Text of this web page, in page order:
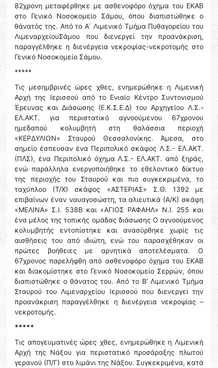
82χρονη μεταφέρθηκε με ασθενοφόρο όχημα του ΕΚΑΒ
στο Γενικό Νοσοκομείο Σάμου, όπου διαπιστώθηκε ο
θάνατός της. Από το Α΄ Λιμενικό Τμήμα Πυθαγορείου του
ΛιμεναρχείουΣάμου που διενεργεί την προανάκριση,
παραγγέλθηκε η διενέργεια νεκροψίας-νεκροτομής στο
Γενικό Νοσοκομείο Σάμου.
*****
Τις μεσημβρινές ώρες χθες, ενημερώθηκε η Λιμενική
Αρχή της Ιερισσού από το Ενιαίο Κέντρο Συντονισμού
Έρευνας και Διάσωσης (Ε.Κ.Σ.Ε.Δ) του Αρχηγείου Λ.Σ.-
ΕΛ.ΑΚΤ. για περιστατικό αγνοούμενου 67χρονου
ημεδαπού κολυμβητή στη θαλάσσια περιοχή
«ΚΕΡΔΥΛΙΩΝ» Σταυρού Θεσσαλονίκης. Άμεσα, στο
σημείο έσπευσαν ένα Περιπολικό σκάφος Λ.Σ.- ΕΛ.ΑΚΤ.
(ΠΛΣ), ένα Περιπολικό όχημα Λ.Σ.- ΕΛ.ΑΚΤ. από ξηράς,
ενώ παράλληλα ενεργοποιήθηκε το εθελοντικό δίκτυο
της περιοχής του Σταυρού και πιο συγκεκριμένα, το
ταχύπλοο (Τ/Χ) σκάφος «ΑΣΤΕΡΙΑΣ» Σ.Θ. 1392 με
επιβαίνων έναν ναυαγοσώστη, τα αλιευτικά (Α/Κ) σκάφη
«ΜΕΛΙΝΑ» Σ.Ι. 538Β και «ΑΓΙΟΣ ΡΑΦΑΗΛ» Ν.Ι. 255 και
ένα μέλος της τοπικής ομάδας διάσωσης Ο αγνοούμενος
κολυμβητής εντοπίστηκε και ανασύρθηκε χωρίς τις
αισθήσεις του από ιδιώτη, ενώ του παρασχέθηκαν οι
πρώτες βοήθειες με αρνητικά αποτελέσματα. Ο
67χρονος παρελήφθη από ασθενοφόρο όχημα του ΕΚΑΒ
και διακομίστηκε στο Γενικό Νοσοκομείο Σερρών, όπου
διαπιστώθηκε ο θάνατος του. Από το Β’ Λιμενικό Τμήμα
Σταυρού του Λιμεναρχείου Ιερισσού που διενεργεί την
προανάκριση παραγγέλθηκε η διενέργεια νεκροψίας –
νεκροτομής.
*****
Τις απογευματινές ώρες χθες, ενημερώθηκε η Λιμενική
Αρχή της Νάξου για περιστατικό προσάραξης πλωτού
γερανού (Π/Γ) στο λιμάνι της Νάξου. Συγκεκριμένα, κατά